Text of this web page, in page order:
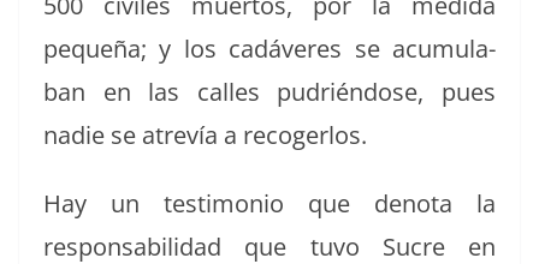
pequeña; y los cadáveres se acu­mu­la­
ban en las calles pudrién­dose, pues
nadie se atrevía a recogerlos.
Hay un tes­ti­mo­nio que deno­ta la
respon­s­abil­i­dad que tuvo Sucre en